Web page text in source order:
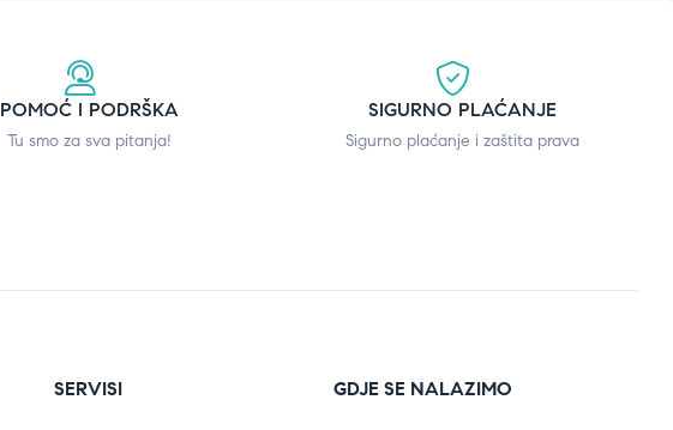
POMOĆ I PODRŠKA
Tu smo za sva pitanja!
SIGURNO PLAĆANJE
Sigurno plaćanje i zaštita prava
SERVISI GDJE SE NALAZIMO